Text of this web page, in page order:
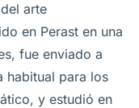
arte
en Perast en una
fue enviado a
habitual para los
y estudió en